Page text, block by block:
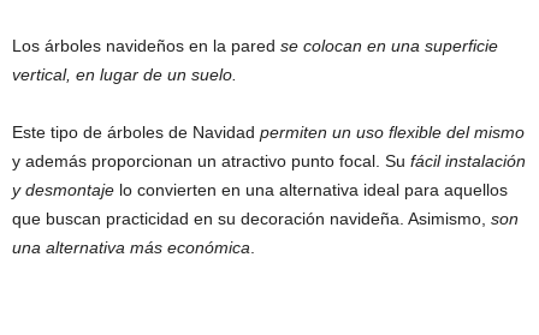
Los árboles navideños en la pared se colocan en una superficie
vertical, en lugar de un suelo.
Este tipo de árboles de Navidad permiten un uso flexible del mismo
y además proporcionan un atractivo punto focal. Su fácil instalación
y desmontaje lo convierten en una alternativa ideal para aquellos
que buscan practicidad en su decoración navideña. Asimismo, son
una alternativa más económica.